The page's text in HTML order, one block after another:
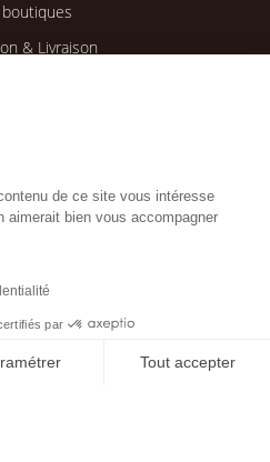
de ce site vous intéresse
aimerait bien vous accompagner
par
Tout accepter
& Livraison
compte
Blog
disponible !